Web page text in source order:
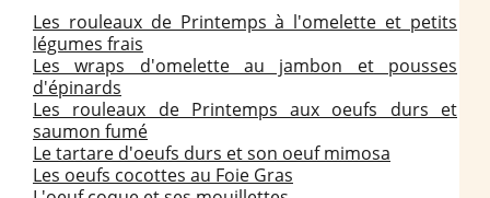
Les rouleaux de Printemps à l'omelette et petits
légumes frais
Les wraps d'omelette au jambon et pousses
d'épinards
Les rouleaux de Printemps aux oeufs durs et
saumon fumé
Le tartare d'oeufs durs et son oeuf mimosa
Les oeufs cocottes au Foie Gras